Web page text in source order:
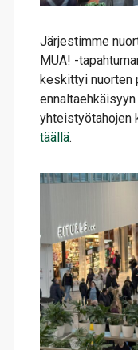
Järjestimme
MUA! -
keskittyi nuorten
yhteistyötahojen
täällä.